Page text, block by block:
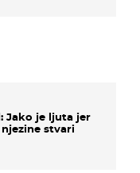
Jako je ljuta jer
stvari